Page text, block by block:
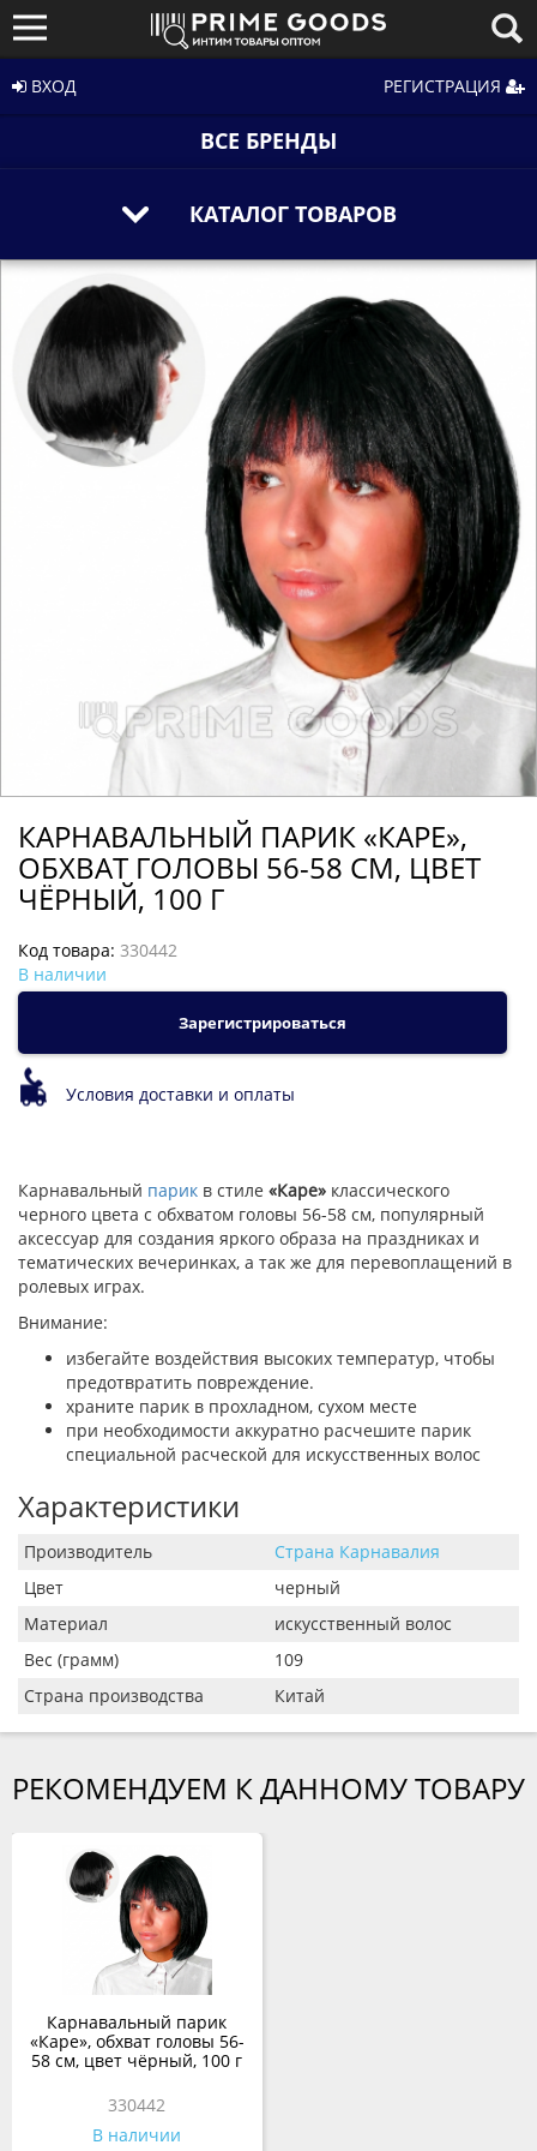
ВХОД РЕГИСТРАЦИЯ
ВСЕ БРЕНДЫ
КАТАЛОГ ТОВАРОВ
КАРНАВАЛЬНЫЙ ПАРИК «КАРЕ»,
ОБХВАТ ГОЛОВЫ 56-58 СМ, ЦВЕТ
ЧЁРНЫЙ, 100 Г
Код товара: 330442
В наличии
Зарегистрироваться
Условия доставки и оплаты
Карнавальный парик в стиле «Каре» классического
черного цвета с обхватом головы 56-58 см, популярный
аксессуар для создания яркого образа на праздниках и
тематических вечеринках, а так же для перевоплащений в
ролевых играх.
Внимание:
избегайте воздействия высоких температур, чтобы
предотвратить повреждение.
храните парик в прохладном, сухом месте
при необходимости аккуратно расчешите парик
специальной расческой для искусственных волос
Характеристики
Производитель
Страна Карнавалия
Цвет
черный
Материал
искусственный волос
Вес (грамм)
109
Страна производства
Китай
РЕКОМЕНДУЕМ К ДАННОМУ ТОВАРУ
Карнавальный парик
«Каре», обхват головы 56-
58 см, цвет чёрный, 100 г
330442
В наличии